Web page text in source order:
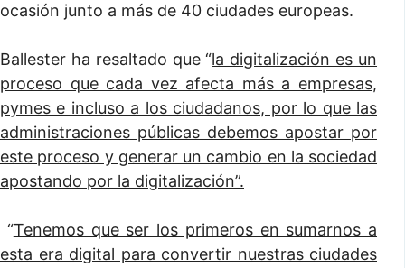
ocasión junto a más de 40 ciudades europeas.
Ballester ha resaltado que “la digitalización es un
proceso que cada vez afecta más a empresas,
pymes e incluso a los ciudadanos, por lo que las
administraciones públicas debemos apostar por
este proceso y generar un cambio en la sociedad
apostando por la digitalización”.
“Tenemos que ser los primeros en sumarnos a
esta era digital para convertir nuestras ciudades